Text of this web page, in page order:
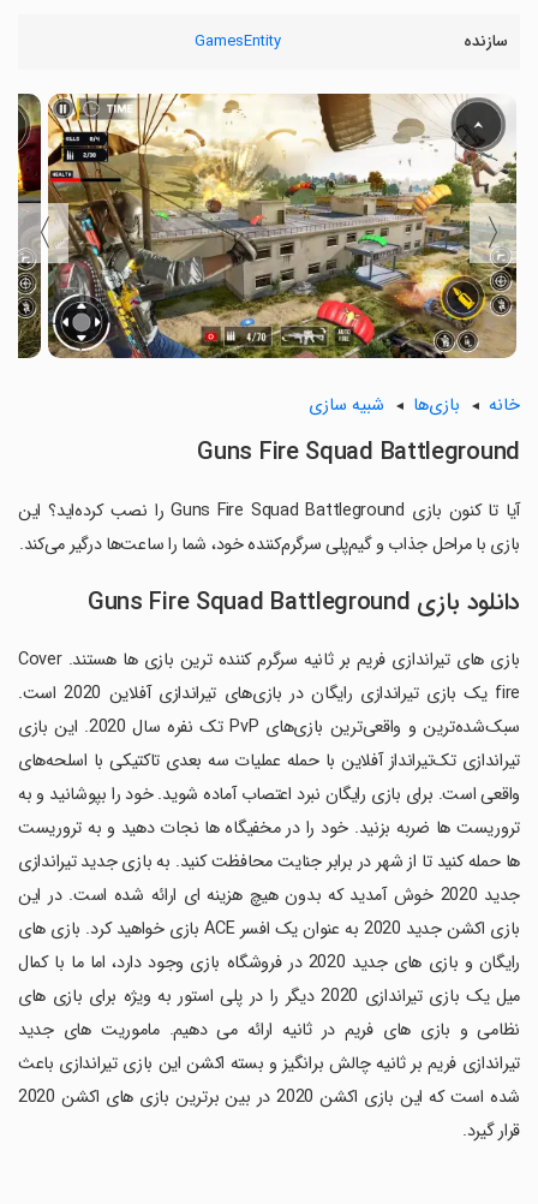
سازنده GamesEntity
〈
〉
خانه بازی‌ها شبیه سازی
Guns Fire Squad Battleground
آیا تا کنون بازی Guns Fire Squad Battleground را نصب کرده‌اید؟ این
بازی با مراحل جذاب و گیم‌پلی سرگرم‌کننده خود، شما را ساعت‌ها درگیر می‌کند.
دانلود بازی Guns Fire Squad Battleground
بازی های تیراندازی فریم بر ثانیه سرگرم کننده ترین بازی ها هستند. Cover
fire یک بازی تیراندازی رایگان در بازی‌های تیراندازی آفلاین 2020 است.
سبک‌شده‌ترین و واقعی‌ترین بازی‌های PvP تک نفره سال 2020. این بازی
تیراندازی تک‌تیرانداز آفلاین با حمله عملیات سه بعدی تاکتیکی با اسلحه‌های
واقعی است. برای بازی رایگان نبرد اعتصاب آماده شوید. خود را بپوشانید و به
تروریست ها ضربه بزنید. خود را در مخفیگاه ها نجات دهید و به تروریست
ها حمله کنید تا از شهر در برابر جنایت محافظت کنید. به بازی جدید تیراندازی
جدید 2020 خوش آمدید که بدون هیچ هزینه ای ارائه شده است. در این
بازی اکشن جدید 2020 به عنوان یک افسر ACE بازی خواهید کرد. بازی های
رایگان و بازی های جدید 2020 در فروشگاه بازی وجود دارد، اما ما با کمال
میل یک بازی تیراندازی 2020 دیگر را در پلی استور به ویژه برای بازی های
نظامی و بازی های فریم در ثانیه ارائه می دهیم. ماموریت های جدید
تیراندازی فریم بر ثانیه چالش برانگیز و بسته اکشن این بازی تیراندازی باعث
شده است که این بازی اکشن 2020 در بین برترین بازی های اکشن 2020
قرار گیرد.